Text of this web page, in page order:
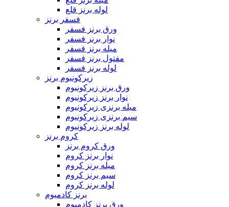
لوله برنز قلع
فسفر برنز
ورق برنز فسفر
نوار برنز فسفر
میله برنز فسفر
مفتول برنز فسفر
لوله برنز فسفر
زیرکونیوم برنز
ورق برنز زیرکونیوم
نوار برنز زیرکونیوم
میله برنزی زیرکونیوم
سیم برنزی زیرکونیوم
لوله برنز زیرکونیوم
کروم برنز
ورق کروم برنز
نوار برنز کروم
میله برنز کروم
سیم برنز کروم
لوله برنز کروم
برنز کادمیوم
ورق برنز کادمیوم